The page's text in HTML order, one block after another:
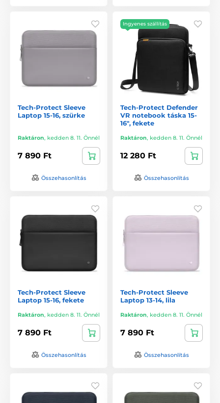
Tech-Protect Sleeve
Laptop 15-16, szürke
Raktáron, kedden 8. 11. Önnél
7 890 Ft
Összehasonlítás
Ingyenes szállítás
Tech-Protect Defender
VR notebook táska 15-
16", fekete
Raktáron, kedden 8. 11. Önnél
12 280 Ft
Összehasonlítás
Tech-Protect Sleeve
Laptop 15-16, fekete
Raktáron, kedden 8. 11. Önnél
7 890 Ft
Összehasonlítás
Tech-Protect Sleeve
Laptop 13-14, lila
Raktáron, kedden 8. 11. Önnél
7 890 Ft
Összehasonlítás